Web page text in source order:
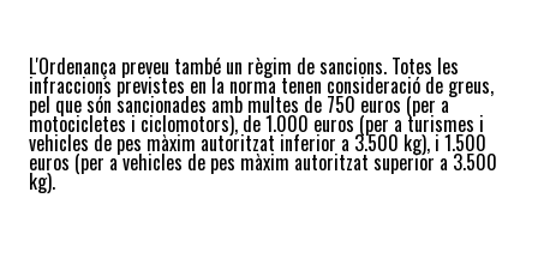
L'Ordenança preveu també un règim de sancions. Totes les
infraccions previstes en la norma tenen consideració de greus,
pel quesón sancionades amb multes de 750 euros (per a
motocicletes i ciclomotors), de 1.000 euros (per a turismes i
vehicles de pes màxim autoritzat inferior a 3.500 kg), i 1.500
euros (per a vehicles de pes màxim autoritzat superior a 3.500
kg).